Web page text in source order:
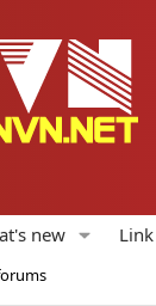
new